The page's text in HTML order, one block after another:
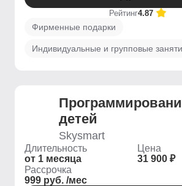
Рейтинг4.87
Фирменные подарки
Индивидуальные и групповые
детей
Skysmart
Длительность
от 1 месяца
Цена
31 900 ₽
Рассрочка
999 руб. /мес